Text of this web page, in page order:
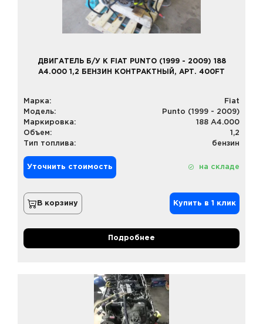
ДВИГАТЕЛЬ Б/У К FIAT PUNTO (1999 - 2009) 188
A4.000 1,2 БЕНЗИН КОНТРАКТНЫЙ, АРТ. 400FT
Марка:
Fiat
Модель:
Punto (1999 - 2009)
Маркировка:
188 A4.000
Объем:
1,2
Тип топлива:
бензин
Уточнить стоимость на складе
В корзину Купить в 1 клик
Подробнее